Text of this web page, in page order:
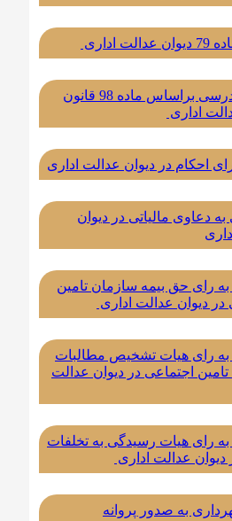
اداری
اعاده دادرسی براساس ماده 98 قانون
اداری
احکام در دیوان عدالت اداری
دعاوی مالیاتی در دیوان
به رای حق بیمه سازمان تامین
در دیوان عدالت اداری
به رای هیات تشخیص مطالبات
اجتماعی در دیوان عدالت
به رای هیات رسیدگی به تخلفات
دیوان عدالت اداری
به صدور پروانه